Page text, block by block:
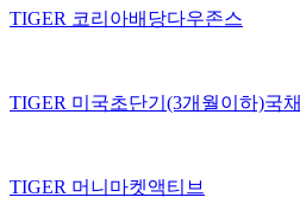
TIGER 코리아배당다우존스
TIGER 미국초단기(3개월이하)국채
TIGER 머니마켓액티브